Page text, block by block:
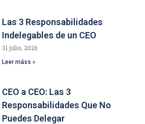
Las 3 Responsabilidades
Indelegables de un CEO
31 julio, 2026
Leer máss »
CEO a CEO: Las 3
Responsabilidades Que No
Puedes Delegar